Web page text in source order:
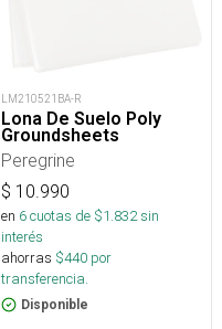
LM210521BA-R
Lona De Suelo Poly
Groundsheets
Peregrine
$ 10.990
en 6cuotas de $1.832sin
interés
ahorras $440 por
transferencia.
Disponible